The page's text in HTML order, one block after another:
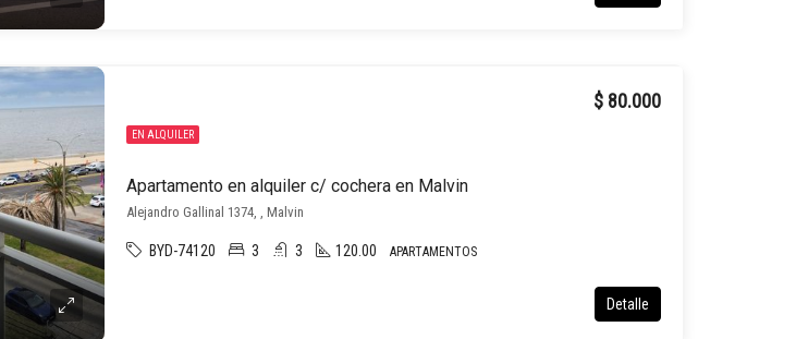
EN ALQUILER
Apartamento en alquiler c/ cochera en Malvin
$ 80.000
Alejandro Gallinal 1374, , Malvin
BYD-74120 3 3 120.00 APARTAMENTOS
Detalle